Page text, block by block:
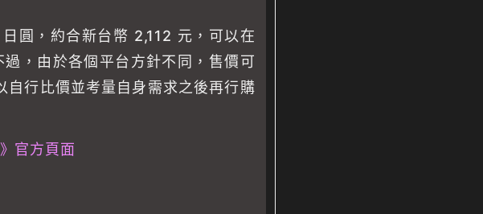
圓，約合新台幣 2,112 元，可以在
，由於各個平台方針不同，售價可
自行比價並考量自身需求之後再行購
官方頁面